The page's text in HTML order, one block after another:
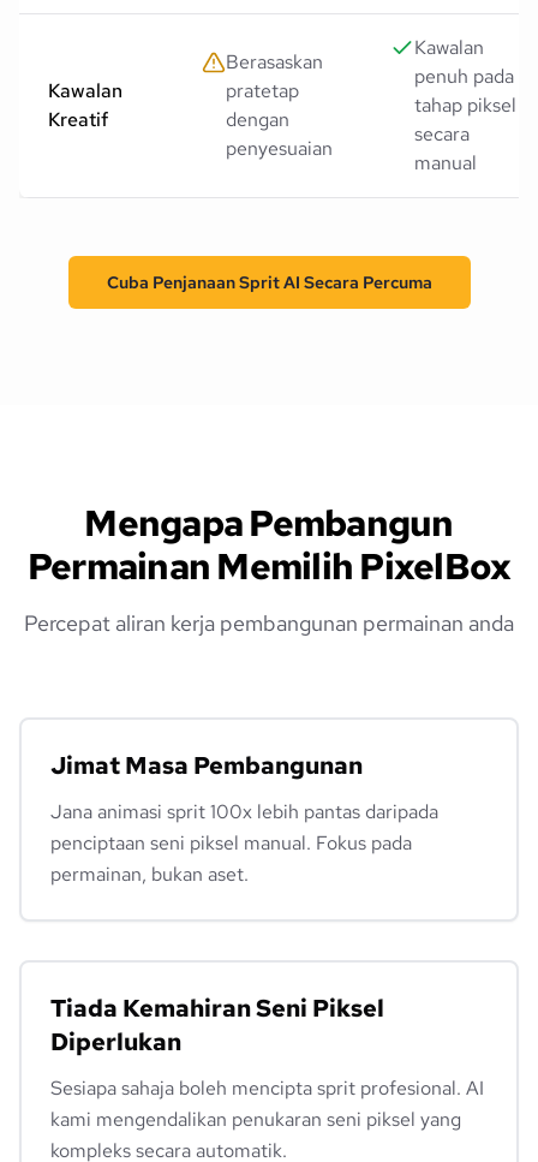
Kawalan
Kreatif
Berasaskan
pratetap
dengan
penyesuaian
Kawalan
penuh pada
tahap piksel
secara
manual
Cuba Penjanaan Sprit AI Secara Percuma
Mengapa Pembangun
Permainan Memilih PixelBox
Percepat aliran kerja pembangunan permainan anda
Jimat Masa Pembangunan
Jana animasi sprit 100x lebih pantas daripada
penciptaan seni piksel manual. Fokus pada
permainan, bukan aset.
Tiada Kemahiran Seni Piksel
Diperlukan
Sesiapa sahaja boleh mencipta sprit profesional. AI
kami mengendalikan penukaran seni piksel yang
kompleks secara automatik.